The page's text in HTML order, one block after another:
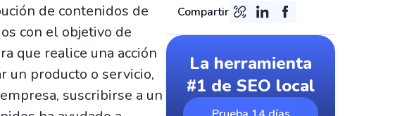
de contenidos de
con el objetivo de
que realice una acción
un producto o servicio,
suscribirse a un
Compartir
La herramienta
#1 de SEO local